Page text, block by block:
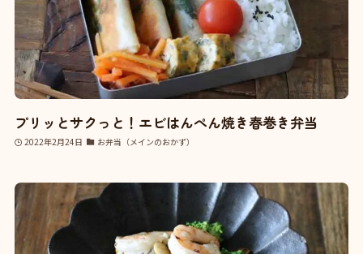
プリッとサクっと！エビはんぺん焼き春巻き弁当
2022年2月24日 お弁当（メインのおかず）